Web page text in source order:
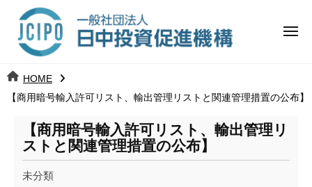
ツ 日
中
投
資
j
c
メ
HOME
【商用暗号輸入許可リスト、輸出管理リストと関連管理措置の公布】
【商用暗号輸入許可リスト、輸出管理リ
ストと関連管理措置の公布】
未分類
日
中
資
進
機